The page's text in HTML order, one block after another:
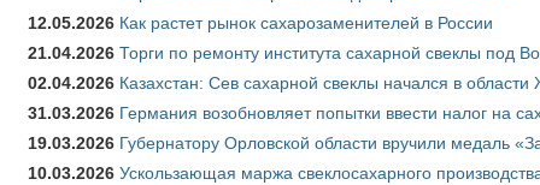
12.05.2026 Как растет рынок сахарозаменителей в России
21.04.2026 Торги по ремонту института сахарной свеклы под
02.04.2026 Казахстан: Сев сахарной свеклы начался в области
31.03.2026 Германия возобновляет попытки ввести налог на
19.03.2026 Губернатору Орловской области вручили медаль
10.03.2026 Ускользающая маржа свеклосахарного